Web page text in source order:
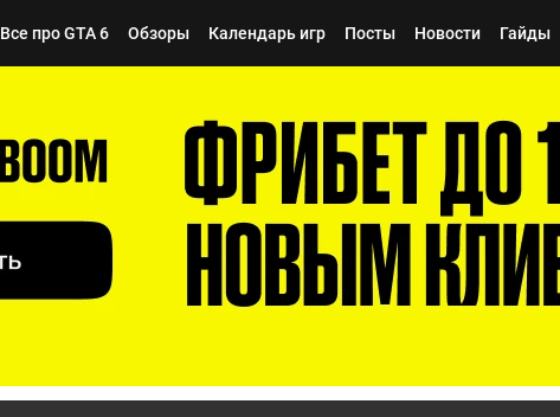
Все про GTA 6 Обзоры Календарь игр Посты Новости Гайды